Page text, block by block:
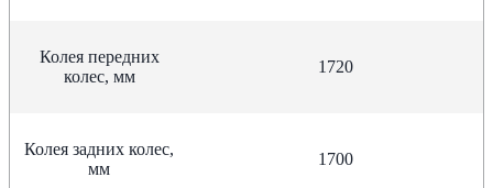
Колея передних
колес, мм
1720
Колея задних колес,
мм
1700